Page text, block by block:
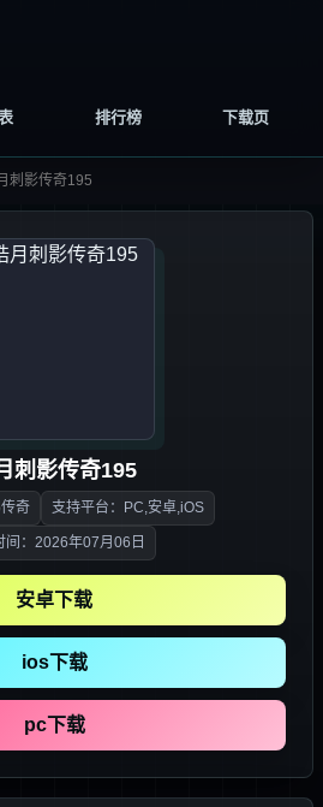
排行榜 下载页
刺影传奇195
刺影传奇195
奇 支持平台：PC,安卓,iOS
间：2026年07月06日
安卓下载
ios下载
pc下载